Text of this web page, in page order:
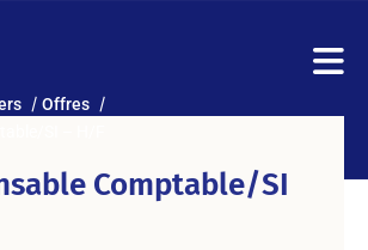
Offres
Comptable/SI